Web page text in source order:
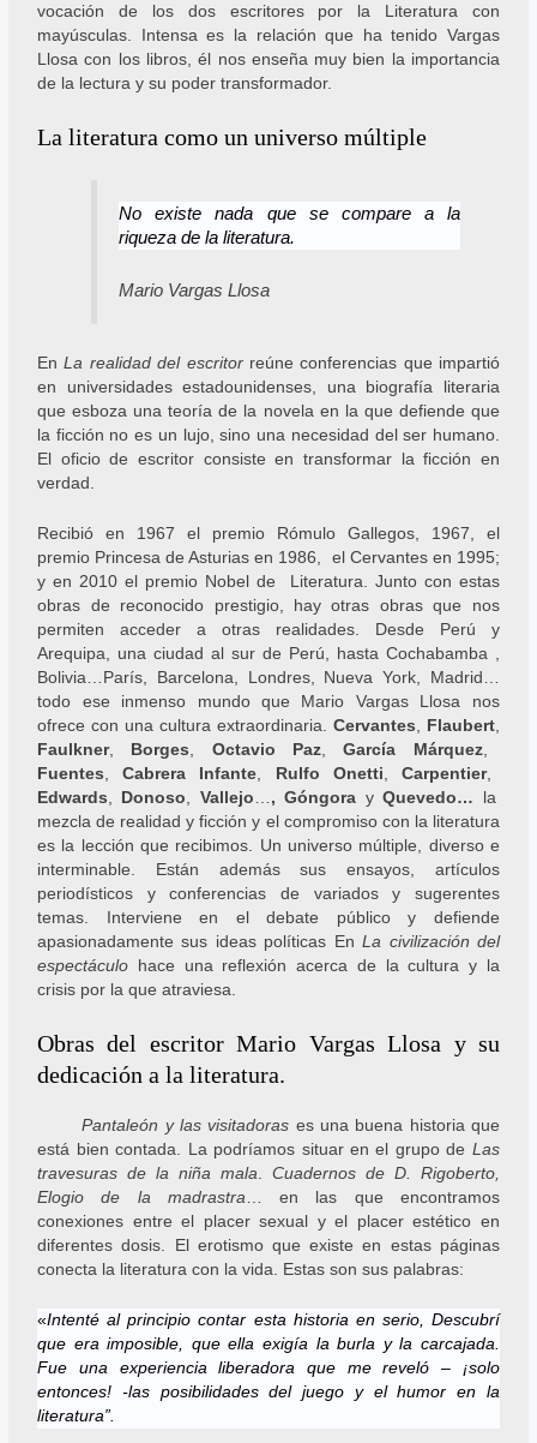
vocación de los dos escritores por la Literatura con
mayúsculas. Intensa es la relación que ha tenido Vargas
Llosa con los libros, él nos enseña muy bien la importancia
de la lectura y su poder transformador.
La literatura como un universo múltiple
No existe nada que se compare a la
riqueza de la literatura.
Mario Vargas Llosa
EnLa realidad del escritorreúne conferencias que impartió
en universidades estadounidenses, una biografía literaria
que esboza una teoría de la novela en la que defiende que
la ficción no es un lujo, sino una necesidad del ser humano.
El oficio de escritor consiste en transformar la ficción en
verdad.
Recibió en 1967 el premio Rómulo Gallegos, 1967, el
premio Princesa de Asturias en 1986, el Cervantes en 1995;
y en 2010 el premio Nobel de Literatura. Junto con estas
obras de reconocido prestigio, hay otras obras que nos
permiten acceder a otras realidades. Desde Perú y
Arequipa, una ciudad al sur de Perú, hasta Cochabamba ,
Bolivia…París, Barcelona, Londres, Nueva York, Madrid…
todo ese inmenso mundo que Mario Vargas Llosa nos
ofrece con una cultura extraordinaria. Cervantes Flaubert,
Faulkner, Borges Octavio Paz García Márquez,
Fuentes
Cabrera Infante Rulfo Onetti Carpentier,
Edwards
Donoso Vallejo , Góngora yQuevedo… la
mezcla de realidad y ficción y el compromiso con la literatura
es la lección que recibimos. Un universo múltiple, diverso e
interminable. Están además sus ensayos, artículos
periodísticos y conferencias de variados y sugerentes
temas. Interviene en el debate público y defiende
apasionadamente sus ideas políticas EnLa civilización del
espectáculo hace una reflexión acerca de la cultura y la
crisis por la que atraviesa.
Obras del escritor Mario Vargas Llosa y su
dedicación a la literatura.
Pantaleón y las visitadoras es una buena historia que
está bien contada. La podríamos situar en el grupo de Las
travesuras de la niña mala. Cuadernos de D. Rigoberto,
Elogio de la madrastra… en las que encontramos
conexiones entre el placer sexual y el placer estético en
diferentes dosis. El erotismo que existe en estas páginas
conecta la literatura con la vida. Estas son sus palabras:
«Intenté al principio contar esta historia en serio, Descubrí
que era imposible, que ella exigía la burla y la carcajada.
Fue una experiencia liberadora que me reveló – ¡solo
entonces! -las posibilidades del juego y el humor en la
literatura”.